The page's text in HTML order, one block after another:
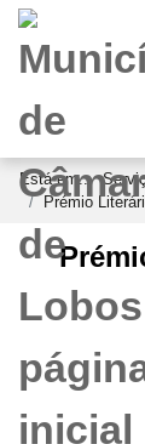
Está em...
Prémio